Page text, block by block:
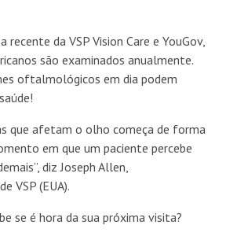
recente da VSP Vision Care e YouGov,
são examinados anualmente.
oftalmológicos em dia podem
que afetam o olho começa de forma
em que um paciente percebe
diz Joseph Allen,
VSP (EUA).
se é hora da sua próxima visita?